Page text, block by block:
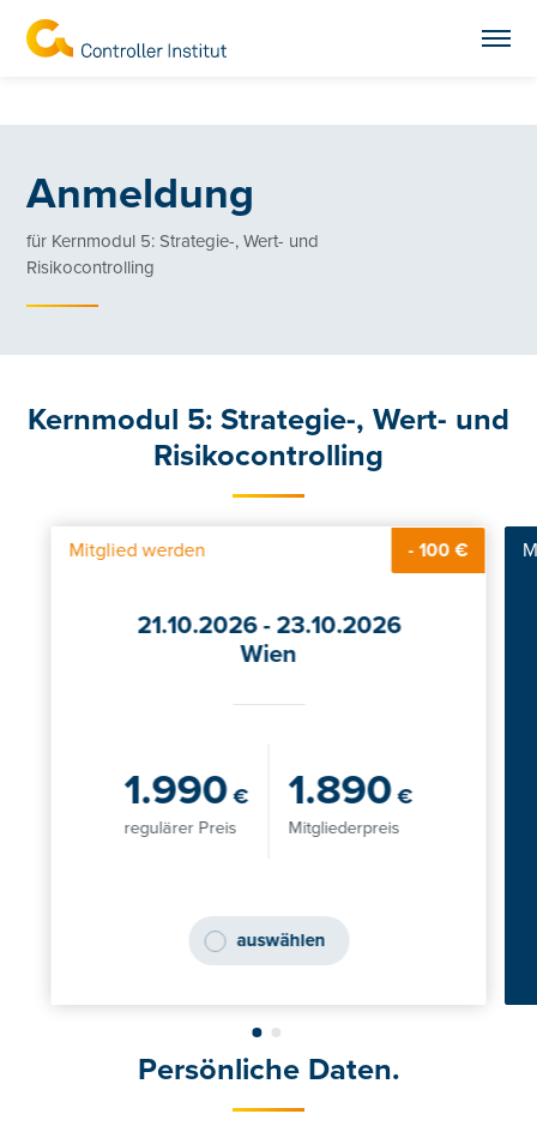
Anmeldung
für Kernmodul 5: Strategie-, Wert- und
Risikocontrolling
Kernmodul 5: Strategie-, Wert- und
Risikocontrolling
Mitglied werden - 100 €
21.10.2026 - 23.10.2026
Wien
1.990 €
regulärer Preis
1.890 €
Mitgliederpreis
auswählen
Persönliche Daten.